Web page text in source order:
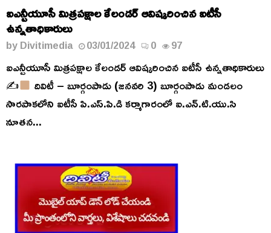
ఐఎన్టీయూసీ మిత్రపక్షాల కేలండర్ ఆవిష్కరించిన ఐటీసీ
ఉన్నతాధికారులు
byDivitimedia 03/01/2024 0 97
ఐఎన్టీయూసీ మిత్రపక్షాల కేలండర్ ఆవిష్కరించిన ఐటీసీ ఉన్నతాధికారులు
✍
దివిటీ – బూర్గంపాడు (జనవరి 3) బూర్గంపాడు మండలం
సారపాకలోని ఐటీసీ పి.ఎస్.పి.డి కర్మాగారంలో ఐ.ఎన్.టి.యు.సి
నూతన...